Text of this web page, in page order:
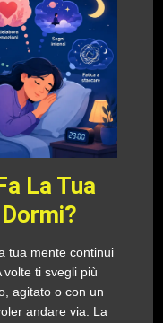
La Tua
tua mente continui
ti svegli più
agitato o con un
andare via. La